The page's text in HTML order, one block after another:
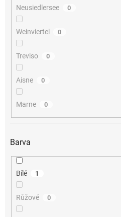
Neusiedlersee 0
Weinviertel 0
Treviso 0
Aisne 0
Marne 0
Barva
Bílé 1
Růžové 0